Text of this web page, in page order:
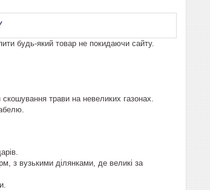
будь-який товар не покидаючи сайту.
трави на невеликих газонах.
з вузькими ділянками, де великі за